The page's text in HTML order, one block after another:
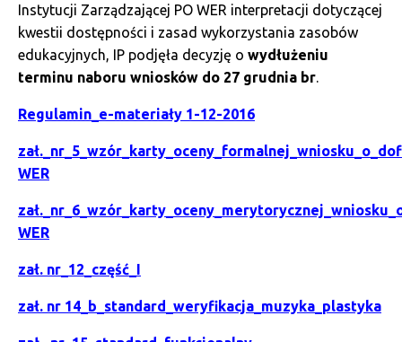
Instytucji Zarządzającej PO WER interpretacji dotyczącej
kwestii dostępności i zasad wykorzystania zasobów
edukacyjnych, IP podjęła decyzję o wydłużeniu
terminu naboru wniosków do 27 grudnia br.
Regulamin_e-materiały 1-12-2016
WER
WER
zał. nr_12_część_I
zał. nr 14_b_standard_weryfikacja_muzyka_plastyka